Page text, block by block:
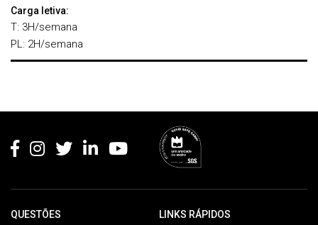
Carga letiva:
T: 3H/semana
PL: 2H/semana
QUESTÕES LINKS RÁPIDOS